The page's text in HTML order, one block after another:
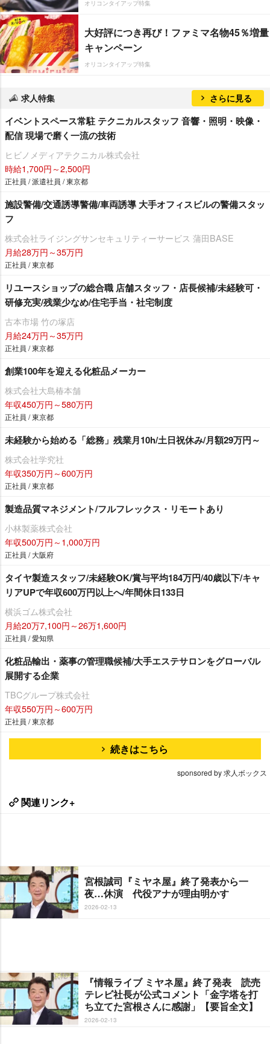
オリコンタイアップ特集
大好評につき再び！ファミマ名物45％増量
キャンペーン
オリコンタイアップ特集
求人特集 さらに見る
イベントスペース常駐 テクニカルスタッフ 音響・照明・映像・
配信 現場で磨く一流の技術
ヒビノメディアテクニカル株式会社
時給1,700円～2,500円
正社員 / 派遣社員 / 東京都
施設警備/交通誘導警備/車両誘導 大手オフィスビルの警備スタッ
フ
株式会社ライジングサンセキュリティーサービス 蒲田BASE
月給28万円～35万円
正社員 / 東京都
リユースショップの総合職 店舗スタッフ・店長候補/未経験可・
研修充実/残業少なめ/住宅手当・社宅制度
古本市場 竹の塚店
月給24万円～35万円
正社員 / 東京都
創業100年を迎える化粧品メーカー
株式会社大島椿本舗
年収450万円～580万円
正社員 / 東京都
未経験から始める「総務」残業月10h/土日祝休み/月額29万円～
株式会社学究社
年収350万円～600万円
正社員 / 東京都
製造品質マネジメント/フルフレックス・リモートあり
小林製薬株式会社
年収500万円～1,000万円
正社員 / 大阪府
タイヤ製造スタッフ/未経験OK/賞与平均184万円/40歳以下/キャ
リアUPで年収600万円以上へ/年間休日133日
横浜ゴム株式会社
月給20万7,100円～26万1,600円
正社員 / 愛知県
化粧品輸出・薬事の管理職候補/大手エステサロンをグローバル
展開する企業
TBCグループ株式会社
年収550万円～600万円
正社員 / 東京都
続きはこちら
sponsored by 求人ボックス
関連リンク+
宮根誠司『ミヤネ屋』終了発表から一
夜…休演 代役アナが理由明かす
2026-02-13
『情報ライブ ミヤネ屋』終了発表 読売
テレビ社長が公式コメント「金字塔を打
ち立てた宮根さんに感謝」【要旨全文】
2026-02-13